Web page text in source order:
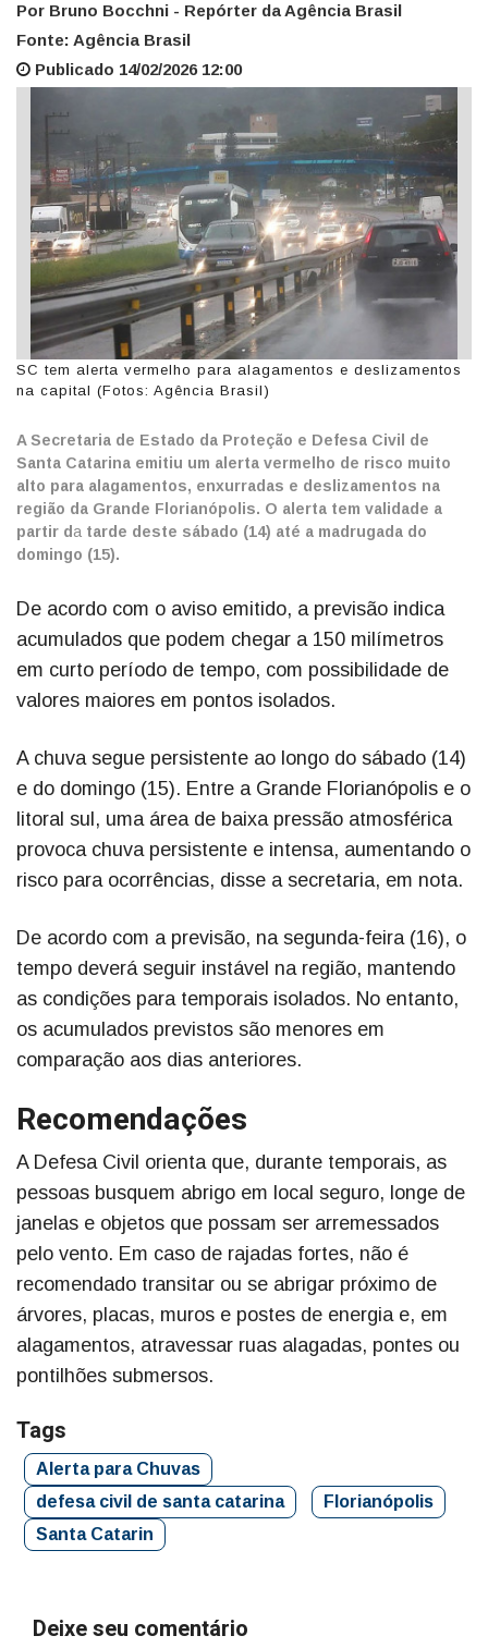
Por Bruno Bocchni - Repórter da Agência Brasil
Fonte: Agência Brasil
Publicado 14/02/2026 12:00
SC tem alerta vermelho para alagamentos e deslizamentos
na capital (Fotos: Agência Brasil)
A Secretaria de Estado da Proteção e Defesa Civil de
Santa Catarina emitiu um alerta vermelho de risco muito
alto para alagamentos, enxurradas e deslizamentos na
região da Grande Florianópolis. O alerta tem validade a
partir d a tarde deste sábado (14) até a madrugada do
domingo (15).
De acordo com o aviso emitido, a previsão indica
acumulados que podem chegar a 150 milímetros
em curto período de tempo, com possibilidade de
valores maiores em pontos isolados.
A chuva segue persistente ao longo do sábado (14)
e do domingo (15). Entre a Grande Florianópolis e o
litoral sul, uma área de baixa pressão atmosférica
provoca chuva persistente e intensa, aumentando o
risco para ocorrências, disse a secretaria, em nota.
De acordo com a previsão, na segunda-feira (16), o
tempo deverá seguir instável na região, mantendo
as condições para temporais isolados. No entanto,
os acumulados previstos são menores em
comparação aos dias anteriores.
Recomendações
A Defesa Civil orienta que, durante temporais, as
pessoas busquem abrigo em local seguro, longe de
janelas e objetos que possam ser arremessados
pelo vento. Em caso de rajadas fortes, não é
recomendado transitar ou se abrigar próximo de
árvores, placas, muros e postes de energia e, em
alagamentos, atravessar ruas alagadas, pontes ou
pontilhões submersos.
Tags
Alerta para Chuvas
defesa civil de santa catarina
Florianópolis
Santa Catarin
Deixe seu comentário